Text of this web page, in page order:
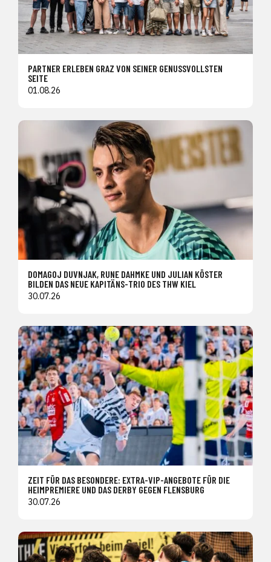
PARTNER ERLEBEN GRAZ VON SEINER GENUSSVOLLSTEN
SEITE
01.08.26
DOMAGOJ DUVNJAK, RUNE DAHMKE UND JULIAN KÖSTER
BILDEN DAS NEUE KAPITÄNS-TRIO DES THW KIEL
30.07.26
ZEIT FÜR DAS BESONDERE: EXTRA-VIP-ANGEBOTE FÜR DIE
HEIMPREMIERE UND DAS DERBY GEGEN FLENSBURG
30.07.26